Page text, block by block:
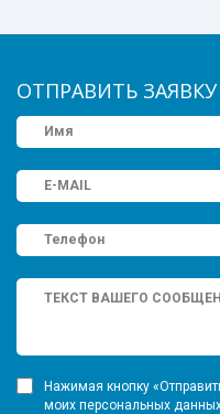
ОТПРАВИТЬ
Нажимая кнопку
моих персональных